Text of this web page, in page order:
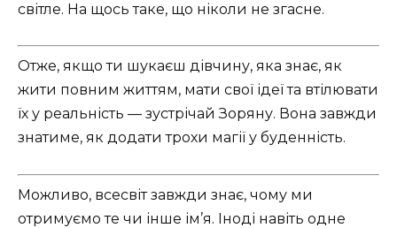
світле. На щось таке, що ніколи не згасне.
Отже, якщо ти шукаєш дівчину, яка знає, як
жити повним життям, мати свої ідеї та втілювати
їх у реальність — зустрічай Зоряну. Вона завжди
знатиме, як додати трохи магії у буденність.
Можливо, всесвіт завжди знає, чому ми
отримуємо те чи інше ім’я. Іноді навіть одне